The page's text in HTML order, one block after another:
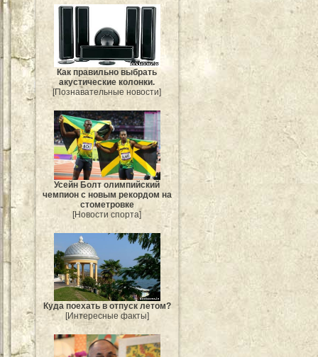
Как правильно выбрать
акустические колонки.
[Познавательные новости]
Усейн Болт олимпийский
чемпион с новым рекордом на
стометровке
[Новости спорта]
Куда поехать в отпуск летом?
[Интересные факты]